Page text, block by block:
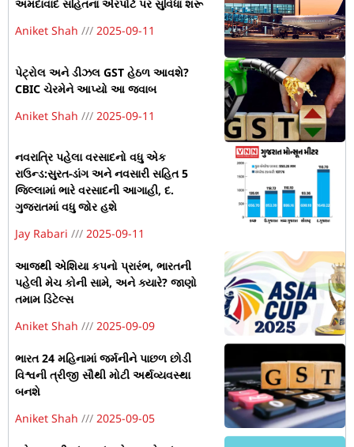
અમદાવાદ સહિતના એરપોર્ટ પર સુવિધા શરૂ
Aniket Shah
2025-09-11
પેટ્રોલ અને ડીઝલ GST હેઠળ આવશે?
CBIC ચેરમેને આપ્યો આ જવાબ
Aniket Shah
2025-09-11
નવરાત્રિ પહેલા વરસાદનો વધુ એક
રાઉન્ડ:સુરત-ડાંગ અને નવસારી સહિત 5
જિલ્લામાં ભારે વરસાદની આગાહી, દ.
ગુજરાતમાં વધુ જોર હશે
Jay Rabari
2025-09-11
આજથી એશિયા કપનો પ્રારંભ, ભારતની
પહેલી મેચ કોની સામે, અને ક્યારે? જાણો
તમામ ડિટેલ્સ
Aniket Shah
2025-09-09
ભારત 24 મહિનામાં જર્મનીને પાછળ છોડી
વિશ્વની ત્રીજી સૌથી મોટી અર્થવ્યવસ્થા
બનશે
Aniket Shah
2025-09-05